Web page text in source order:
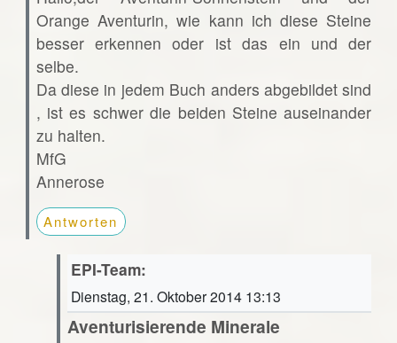
Orange Aventurin, wie kann ich diese Steine
besser erkennen oder ist das ein und der
selbe.
Da diese in jedem Buch anders abgebildet sind
, ist es schwer die beiden Steine auseinander
zu halten.
MfG
Annerose
Antworten
EPI-Team:
Dienstag, 21. Oktober 2014 13:13
Aventurisierende Minerale